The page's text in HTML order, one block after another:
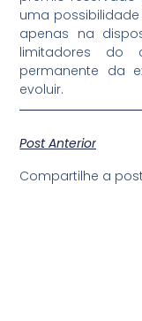
uma
apenas na
limitadores do
permanente da
evoluir.
Post Anterior
Compartilhe a